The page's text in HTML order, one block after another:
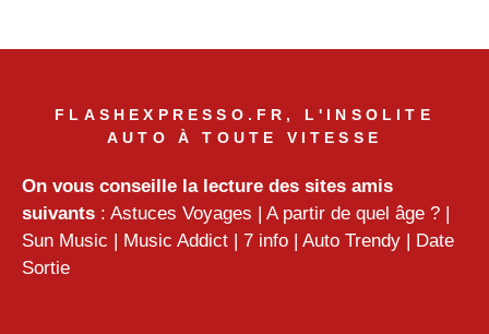
FLASHEXPRESSO.FR, L'INSOLITE
AUTO À TOUTE VITESSE
On vous conseille la lecture des sites amis
suivants : Astuces Voyages | A partir de quel âge ? |
Sun Music | Music Addict | 7 info | Auto Trendy | Date
Sortie